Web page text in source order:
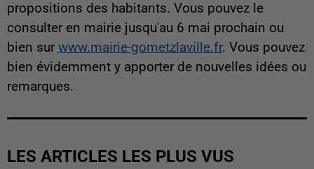
propositions des habitants. Vous pouvez le
consulter en mairie jusqu'au 6 mai prochain ou
bien sur www.mairie-gometzlaville.fr. Vous pouvez
bien évidemment y apporter de nouvelles idées ou
remarques.
LES ARTICLES LES PLUS VUS